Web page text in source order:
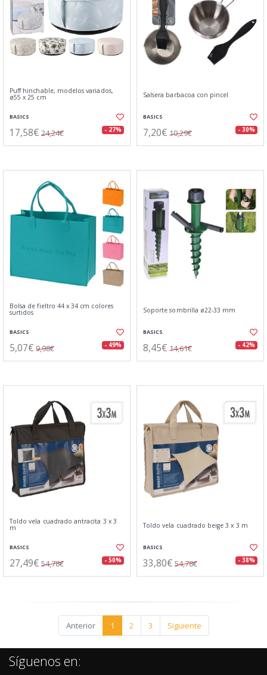
Puff hinchable, modelos variados,
ø55 x 25 cm
BASICS
17,58€ 24,24€ - 27%
Salsera barbacoa con pincel
BASICS
7,20€ 10,29€ - 30%
Bolsa de fieltro 44 x 34 cm colores
surtidos
BASICS
5,07€ 9,98€ - 49%
Soporte sombrilla ø22-33 mm
BASICS
8,45€ 14,61€ - 42%
Toldo vela cuadrado antracita 3 x 3
m
BASICS
27,49€ 54,78€ - 50%
Toldo vela cuadrado beige 3 x 3 m
BASICS
33,80€ 54,78€ - 38%
Anterior 1 2 3 Siguiente
Síguenos en: